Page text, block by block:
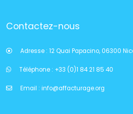
Contactez-nous
Adresse : 12 Quai Papacino, 06300
Téléphone : +33 (0)1 84 21 85 40
Email : info@affacturage.org